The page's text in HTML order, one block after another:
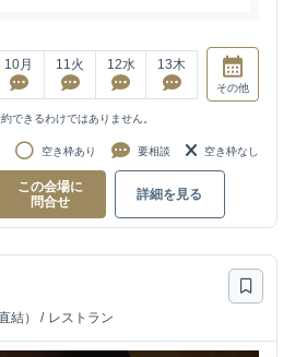
10月 11火 12水 13木
その他
できるわけではありません。
空き枠あり 要相談 空き枠なし
この会場に
問合せ
詳細を見る
結） / レストラン